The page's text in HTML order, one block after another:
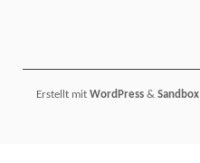
Erstellt mit WordPress & Sandbox